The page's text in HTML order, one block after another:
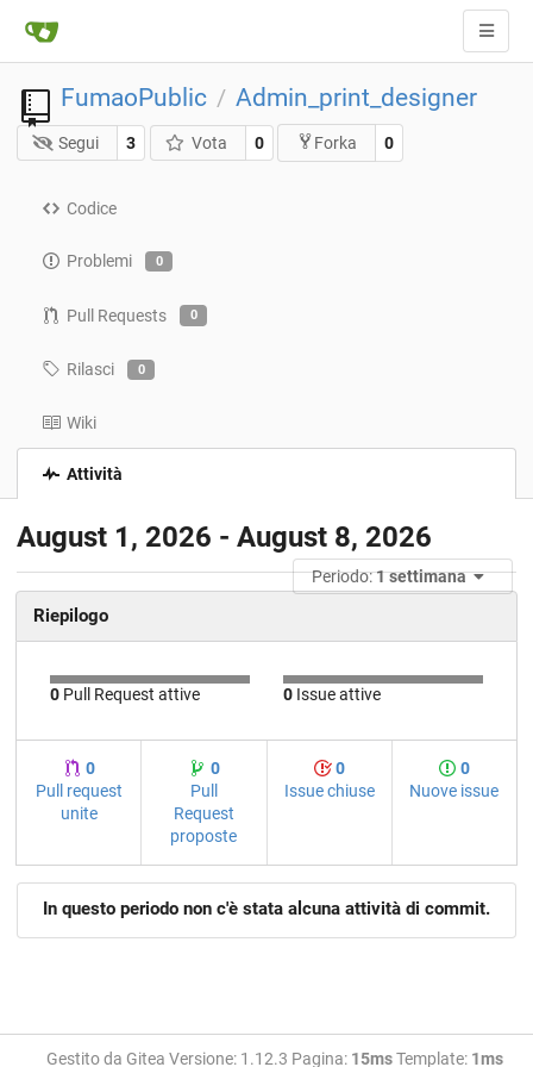
FumaoPublic / Admin_print_designer
Segui 3 Vota 0 Forka 0
Codice
Problemi 0
Pull Requests 0
Rilasci 0
Wiki
Attività
August 1, 2026 - August 8, 2026
Periodo:1 settimana
Riepilogo
0 Pull Request attive 0 Issue attive
0
Pull request
unite
0
Pull
Request
proposte
0
Issue chiuse
0
Nuove issue
In questo periodo non c'è stata alcuna attività di commit.
Gestito da Gitea Versione: 1.12.3 Pagina: 15msTemplate: 1ms